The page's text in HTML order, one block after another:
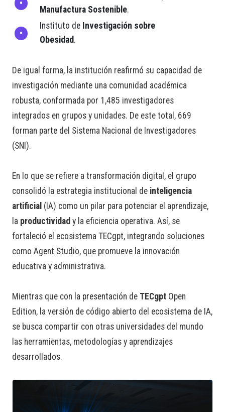
Manufactura Sostenible.
Instituto de Investigación sobre
Obesidad.
De igual forma, la institución reafirmó su capacidad de
investigación mediante una comunidad académica
robusta, conformada por 1,485 investigadores
integrados en grupos y unidades. De este total, 669
forman parte del Sistema Nacional de Investigadores
(SNI).
En lo que se refiere a transformación digital, el grupo
consolidó la estrategia institucional de inteligencia
artificial (IA) como un pilar para potenciar el aprendizaje,
la productividad y la eficiencia operativa. Así, se
fortaleció el ecosistema TECgpt, integrando soluciones
como Agent Studio, que promueve la innovación
educativa y administrativa.
Mientras que con la presentación de TECgpt Open
Edition, la versión de código abierto del ecosistema de IA,
se busca compartir con otras universidades del mundo
las herramientas, metodologías y aprendizajes
desarrollados.